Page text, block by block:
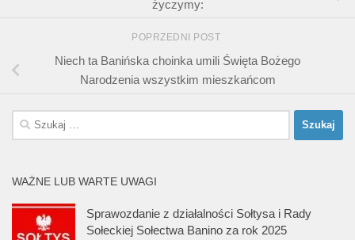
życzymy:
POPRZEDNI POST
Niech ta Banińska choinka umili Święta Bożego
Narodzenia wszystkim mieszkańcom
Szukaj:
WAŻNE LUB WARTE UWAGI
Sprawozdanie z działalności Sołtysa i Rady
Sołeckiej Sołectwa Banino za rok 2025